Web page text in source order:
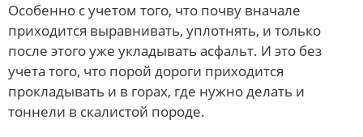
Особенно с учетом того, что почву вначале
приходится выравнивать, уплотнять, и только
после этого уже укладывать асфальт. И это без
учета того, что порой дороги приходится
прокладывать и в горах, где нужно делать и
тоннели в скалистой породе.